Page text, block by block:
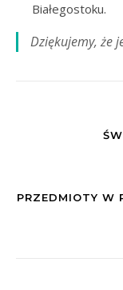
Białegostoku.
Dziękujemy, że
PRZEDMIOTY W